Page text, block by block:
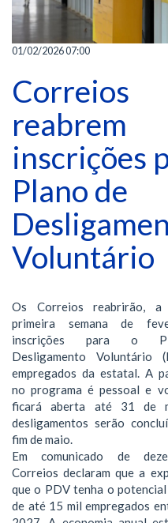
01/02/2026 07:00
Correios
reabrem
inscrições
Plano de
Voluntário
Os Correios reabrirão,
primeira semana de
inscrições para o
Desligamento Voluntário
empregados da estatal. A
no programa é pessoal e
ficará aberta até 31 de
desligamentos serão
fim de maio.
Em comunicado de
Correios declaram que a
que o PDV tenha o potencial
de até 15 mil empregados